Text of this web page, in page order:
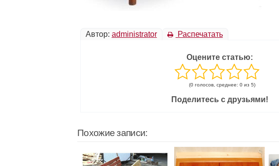
Автор: administrator Распечатать
Оцените статью:
(0 голосов, среднее: 0 из 5)
Поделитесь с друзьями!
Похожие записи: